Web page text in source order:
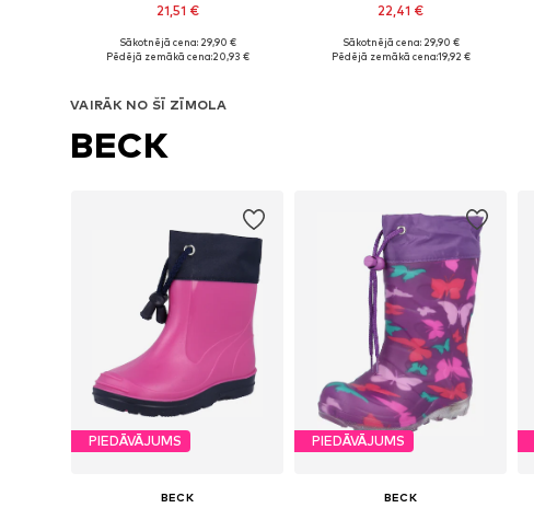
21,51 €
Pieejams daudzos izmēros
Sākotnējā cena: 29,90 €
Pēdējā zemākā cena:20,93 €
22,41 €
Pieejams daudzos izmēros
Sākotnējā cena: 29,90 €
Pēdējā zemākā cena:19,92 €
VAIRĀK NO ŠĪ ZĪMOLA
BECK
PIEDĀVĀJUMS
BECK
PIEDĀVĀJUMS
BECK